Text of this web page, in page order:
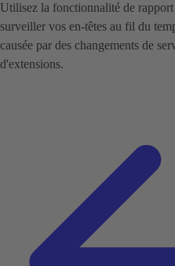
Utilisez la fonctionnalité de
surveiller vos en-têtes au fil du
causée par des changements de
d'extensions.